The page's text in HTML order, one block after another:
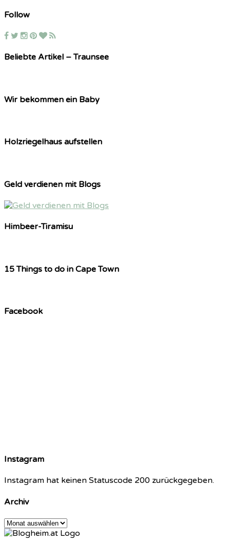
Follow
Beliebte Artikel – Traunsee
Wir bekommen ein Baby
Holzriegelhaus aufstellen
Geld verdienen mit Blogs
Himbeer-Tiramisu
15 Things to do in Cape Town
Facebook
Instagram
Instagram hat keinen Statuscode 200 zurückgegeben.
Archiv
Archiv